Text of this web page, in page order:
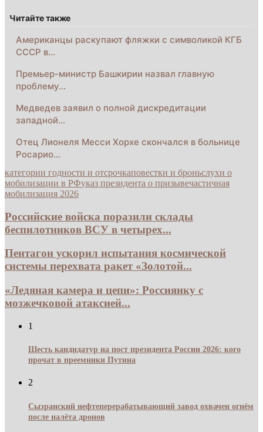
Читайте также
Американцы раскупают фляжки с символикой КГБ
СССР в…
Премьер-министр Башкирии назвал главную
проблему…
Медведев заявил о полной дискредитации
западной…
Отец Лионеля Месси Хорхе скончался в больнице
Росарио…
категории годности и отсрочкаповестки и броньслухи о
мобилизации в РФуказ президента о призывечастичная
мобилизация 2026
Российские войска поразили склады
беспилотников ВСУ в четырех...
Пентагон ускорил испытания космической
системы перехвата ракет «Золотой...
«Ледяная камера и цепи»: Россиянку с
мозжечковой атаксией...
1
Шесть кандидатур на пост президента России 2026: кого
прочат в преемники Путина
2
Сызранский нефтеперерабатывающий завод охвачен огнём
после налёта дронов